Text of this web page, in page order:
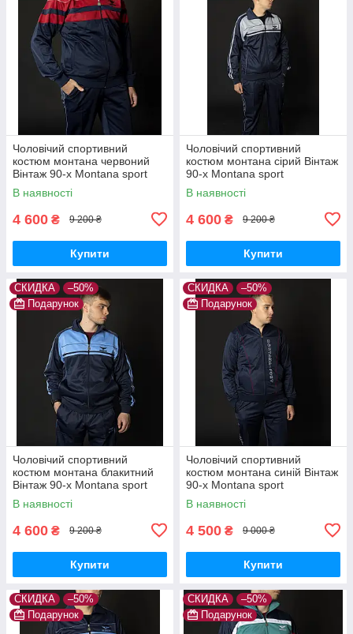
Чоловічий спортивний
костюм монтана червоний
Вінтаж 90-х Montana sport
Туреччина Спортивні
костюми великі розміри
В наявності
4 600 ₴ 9 200 ₴
Купити
Чоловічий спортивний
костюм монтана сірий Вінтаж
90-х Montana sport
Туреччина Спортивні
костюми великі розміри
В наявності
4 600 ₴ 9 200 ₴
Купити
СКИДКА
–50%
Подарунок
Чоловічий спортивний
костюм монтана блакитний
Вінтаж 90-х Montana sport
Туреччина Спортивні
костюми великі розміри
В наявності
4 600 ₴ 9 200 ₴
Купити
СКИДКА
–50%
Подарунок
Чоловічий спортивний
костюм монтана синій Вінтаж
90-х Montana sport
Туреччина Спортивні
костюми великі розміри
В наявності
4 500 ₴ 9 000 ₴
Купити
СКИДКА
–50%
Подарунок
СКИДКА
–50%
Подарунок